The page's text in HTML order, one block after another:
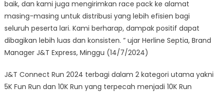
baik, dan kami juga mengirimkan race pack ke alamat
masing-masing untuk distribusi yang lebih efisien bagi
seluruh peserta lari. Kami berharap, dampak positif dapat
dibagikan lebih luas dan konsisten. ” ujar Herline Septia, Brand
Manager J&T Express, Minggu (14/7/2024)
J&T Connect Run 2024 terbagi dalam 2 kategori utama yakni
5K Fun Run dan 10K Run yang terpecah menjadi 10K Run